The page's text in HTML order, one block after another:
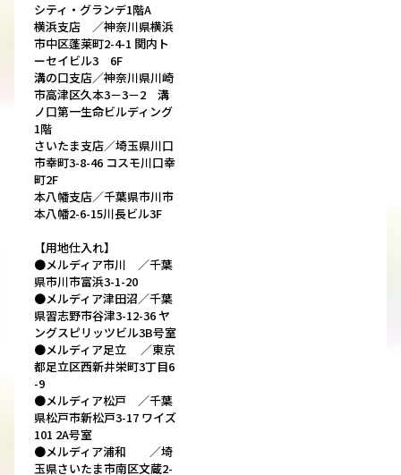
シティ・グランデ1階A
横浜支店 ／神奈川県横浜
市中区蓬莱町2-4-1 関内ト
ーセイビル3 6F
溝の口支店／神奈川県川崎
市高津区久本3－3－2 溝
ノ口第一生命ビルディング
1階
さいたま支店／埼玉県川口
市幸町3-8-46 コスモ川口幸
町2F
本八幡支店／千葉県市川市
本八幡2-6-15川長ビル3F
【用地仕入れ】
●メルディア市川 ／千葉
県市川市富浜3-1-20
●メルディア津田沼／千葉
県習志野市谷津3-12-36 ヤ
ングスピリッツビル3B号室
●メルディア足立 ／東京
都足立区西新井栄町3丁目6
-9
●メルディア松戸 ／千葉
県松戸市新松戸3-17 ワイズ
101 2A号室
●メルディア浦和 ／埼
玉県さいたま市南区文蔵2-